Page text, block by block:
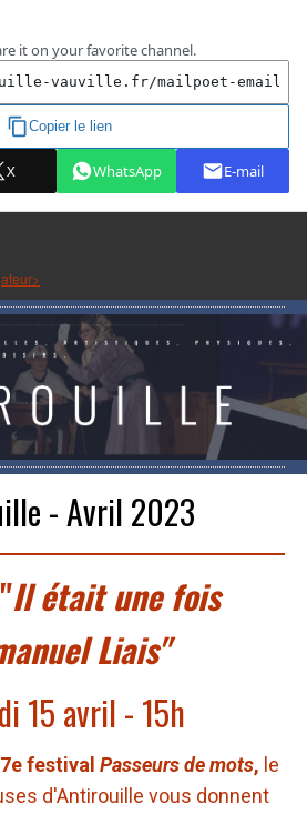
- Avril 2023
"Il était une fois
Liais"
15 avril - 15h
festival Passeurs de mots, le
d'Antirouille vous donnent